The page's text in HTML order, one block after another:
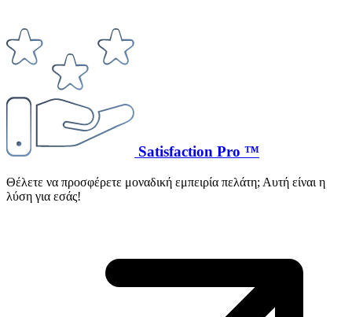
Satisfaction Pro ™
Θέλετε να προσφέρετε μοναδική εμπειρία πελάτη; Αυτή είναι η
λύση για εσάς!